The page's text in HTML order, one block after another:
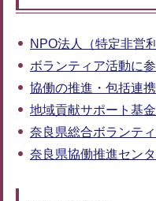
NPO法人（特定非営
ボランティア活動に
協働の推進・包括連
地域貢献サポート基金
奈良県総合ボランテ
奈良県協働推進セン